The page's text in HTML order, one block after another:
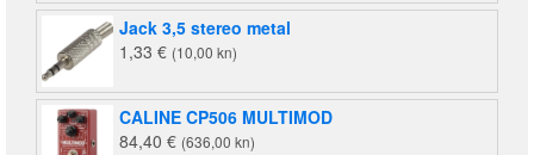
Jack 3,5 stereo metal
1,33 € (10,00 kn)
CALINE CP506 MULTIMOD
84,40 € (636,00 kn)